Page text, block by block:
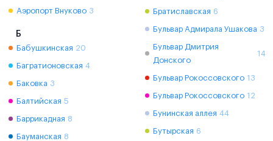
Аэропорт Внуково 3
Б
Бабушкинская 20
Багратионовская 4
Баковка 3
Балтийская 5
Баррикадная 8
Бауманская 8
Братиславская 6
Бульвар Адмирала Ушакова 3
Бульвар Дмитрия
Донского
14
Бульвар Рокоссовского 13
Бульвар Рокоссовского 12
Бунинская аллея 44
Бутырская 6